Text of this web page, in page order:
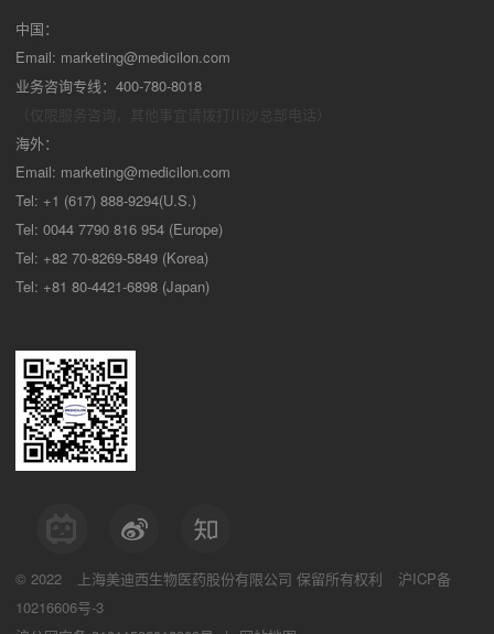
中国：
Email: marketing@medicilon.com
业务咨询专线：400-780-8018
海外：
Email: marketing@medicilon.com
Tel: +1 (617) 888-9294(U.S.)
Tel: 0044 7790 816 954 (Europe)
Tel: +82 70-8269-5849 (Korea)
Tel: +81 80-4421-6898 (Japan)
© 2022 上海美迪西生物医药股份有限公司 保留所有权利
沪ICP备
10216606号-3